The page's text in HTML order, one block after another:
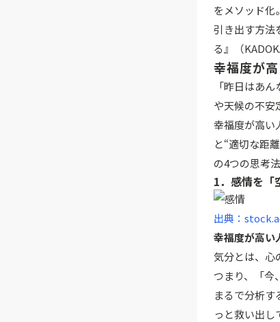
をメソッド化
引き出す方法
る』（
幸福度が
「昨日はあ
や天候の不安
幸福度が高い
と“適切な距
の4つの思考
1．感情を「
出典：
幸福度が高い
気分とは、心
つまり、「今
まるで分析
っと救い出し